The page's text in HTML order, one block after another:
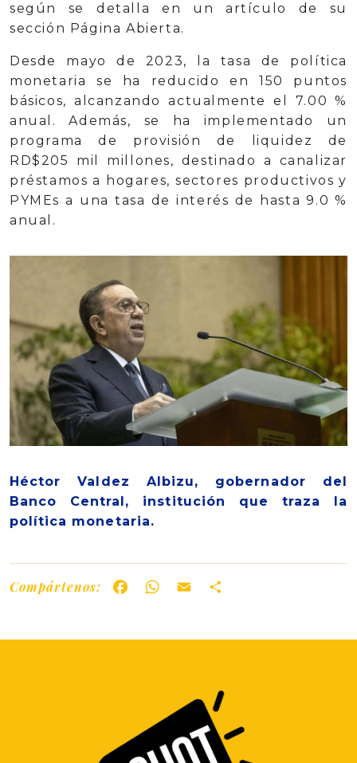
según se detalla en un artículo de su
sección Página Abierta.
Desde mayo de 2023, la tasa de política
monetaria se ha reducido en 150 puntos
básicos, alcanzando actualmente el 7.00 %
anual. Además, se ha implementado un
programa de provisión de liquidez de
RD$205 mil millones, destinado a canalizar
préstamos a hogares, sectores productivos y
PYMEs a una tasa de interés de hasta 9.0 %
anual.
Héctor Valdez Albizu, gobernador del
Banco Central, institución que traza la
política monetaria.
Compártenos: FacebookWhatsApp
Email